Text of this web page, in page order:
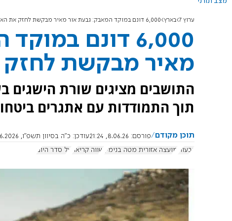
ערוץ 7 בארץ 6,000 דונם במוקד המאבק: גבעת אור מאיר מבקשת לחזק את האחיזה בשטח
6,000 דונם
מאיר מבקשת
התושבים מציגים שורת
תוך התמודדות עם אתגרים
תוכן מקודם פורסם: 8.06.26, 21:24 עודכן: כ"ה בסיוון תשפ"ו, 10.6.2026, 12:06:57
גבעות
מועצה אזורית מטה בנימין שווה קריאה על סדר היום